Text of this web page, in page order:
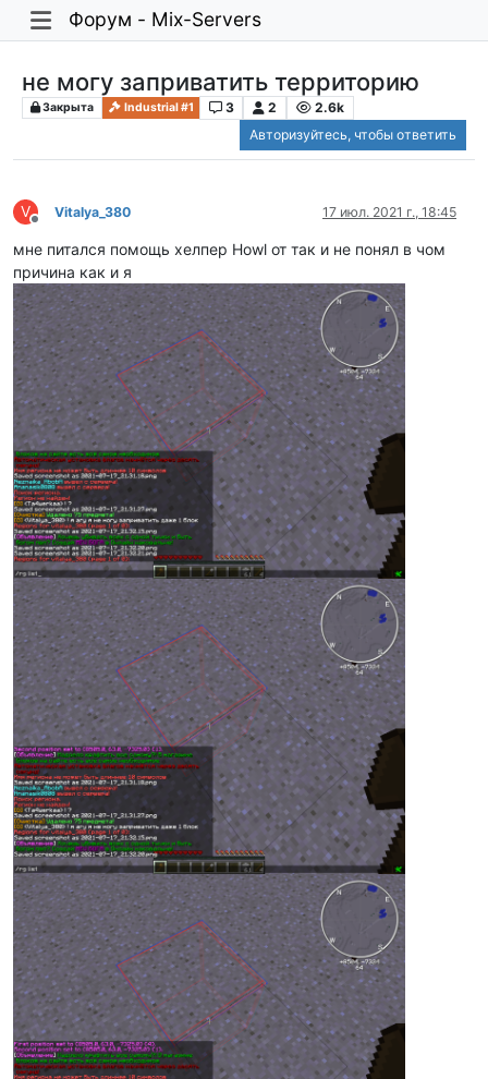
Форум - Mix-Servers
не могу заприватить территорию
Закрыта Industrial #1 3 2
2.6k
Авторизуйтесь, чтобы ответить
V
Не в сети
Vitalya_380 17 июл. 2021 г., 18:45
мне питался помощь хелпер Howl от так и не понял в чом
причина как и я